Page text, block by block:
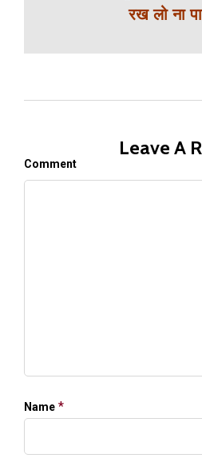
रख लो ना
Leave A
Comment
Name *